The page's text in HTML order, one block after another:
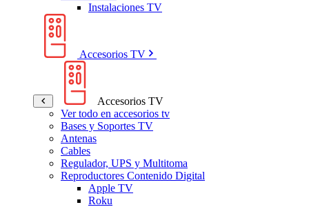
Instalaciones TV
Accesorios TV
Accesorios TV
Ver todo en accesorios tv
Bases y Soportes TV
Antenas
Cables
Regulador, UPS y Multitoma
Reproductores Contenido Digital
Apple TV
Roku